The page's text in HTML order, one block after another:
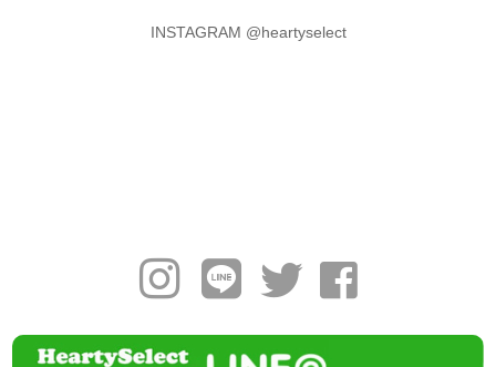
INSTAGRAM @heartyselect